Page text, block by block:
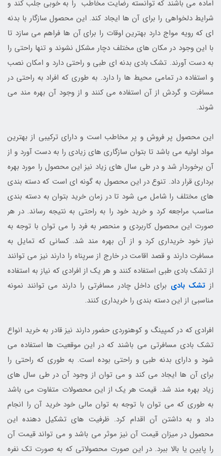
اماده می باشند که توانسته رضایت مخاطب را به خوبی جلب کند و
شرایط دلخواهی را برای آن ها ایجاد کند. این محصول سازگار با بدنه
ای که رویه مواج دارد بهترین اوقات را برای آن ها فراهم می سازد تا
با این وجود در مکان های مختلف دچار مشکل نشوند و تنها راحتی را
به دست آورند. تشک بادی بدنه ای طبی و راحتی دارد و امکان نصب
و استفاده در تمامی محیط ها را دارد. به طوری که افراد به راحتی در
مسافرت و گردش از آن استفاده می کنند و از وجود آن بهره مند می
شوند.
این محصول پر فروش و پر مخاطب است و دارای ترکیبی از بهترین
مواد اولیه می باشد تا بتوان سازگاری های زیادی را به دست آورد و از
آن برخوردار شد و در طی سال های زیاد نیز این محصول را مورد بهره
برداری قرار داد. تنوع در این محصول به گونه ای است که دسته بندی
های مختلف را شامل می شود تا در زمان خرید بتوان به دسته بندی
مناسب مراجعه کرد و خرید خود را به راحتی به نتیجه رساند. در هر
صورت این محصول کاربردی و منحصر به فرد را می توان با توجه به
نیاز خود خریداری کرد و از آن بهره مند شد. کسانی که تمایل به
مسافرت دارند و قصد اقامت در خارج از سرپناه را دارند نیز می توانند
از تشک بادی طبی استفاده کنند و هر یک از افرادی که نیاز به استفاده
از تشک بادی برای داخل چادر مسافرتی را دارند می توانند نمونه
مناسبی از این دسته بندی را خریداری کنند.
افرادی که در کمپینگ و کوهنوردی حضور دارند نیز قادر به خرید انواع
تشک بادی مسافرتی می باشند که در این موقعیت ها استفاده می
شود و دارای بدنه طبی و راحتی بوده است. به طوری که راحتی را
برای آن ها ایجاد می کند و می توان از وجود آن در طی سال های
زیاد بهره مند شد. قیمت هر یک از این محصولات متفاوت می باشد
به طوری که می توان با توجه به توان مالی خود خرید آن را انجام
داد و به داشتن آن اقدام کرد. ظرفیت های تشکیل دهنده این
محصول در میزان قیمت آن نیز موثر می باشد و می تواند قیمت آن
را پایین یا بالا ببرد. در این صورت محصولاتی که به صورت تک نفره